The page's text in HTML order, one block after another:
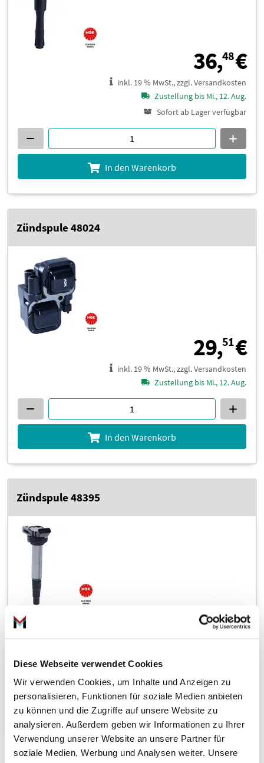
Diese Webseite verwendet Cookies
Wir verwenden Cookies, um Inhalte und Anzeigen zu
personalisieren, Funktionen für soziale Medien anbieten
zu können und die Zugriffe auf unsere Website zu
analysieren. Außerdem geben wir Informationen zu Ihrer
Verwendung unserer Website an unsere Partner für
soziale Medien, Werbung und Analysen weiter. Unsere
36,48€
inkl. 19 % MwSt., zzgl. Versandkosten
Zustellung bis Mi., 12. Aug.
Sofort ab Lager verfügbar
In den Warenkorb
Zündspule 48024
29,51€
inkl. 19 % MwSt., zzgl. Versandkosten
Zustellung bis Mi., 12. Aug.
In den Warenkorb
Zündspule 48395
32,51€
In den Warenkorb